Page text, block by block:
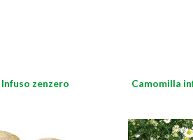
Infuso zenzero Camomilla